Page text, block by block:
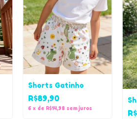
Shorts Gatinho
R$89,90
6 x de R$14,98 sem juros